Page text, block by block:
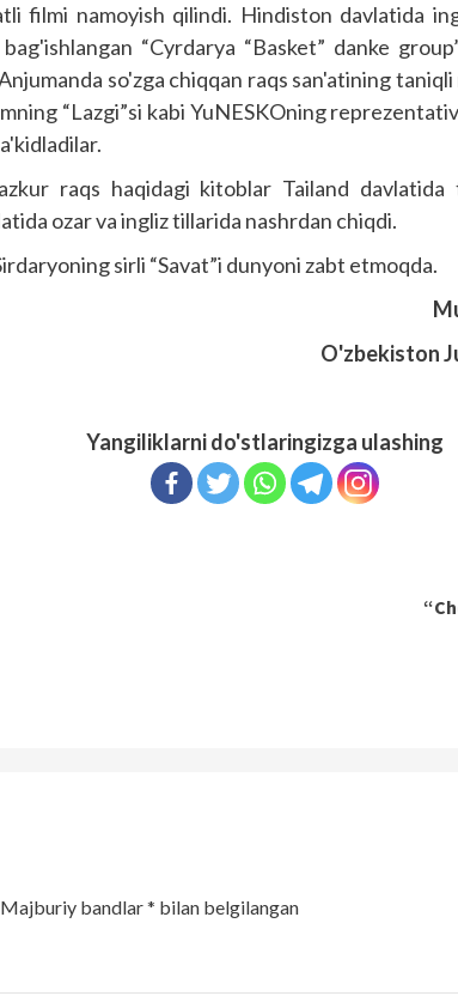
filmi namoyish qilindi. Hindiston davlatida
bag'ishlangan “Cyrdarya “Basket” danke
so'zga chiqqan raqs san'atining taniqli
“Lazgi”si kabi YuNESKOning
raqs haqidagi kitoblar Tailand
ozar va ingliz tillarida nashrdan chiqdi.
sirli “Savat”i dunyoni zabt etmoqda.
O'zbekiston
Yangiliklarni do'stlaringizga ulashing
Majburiy bandlar* bilan belgilangan